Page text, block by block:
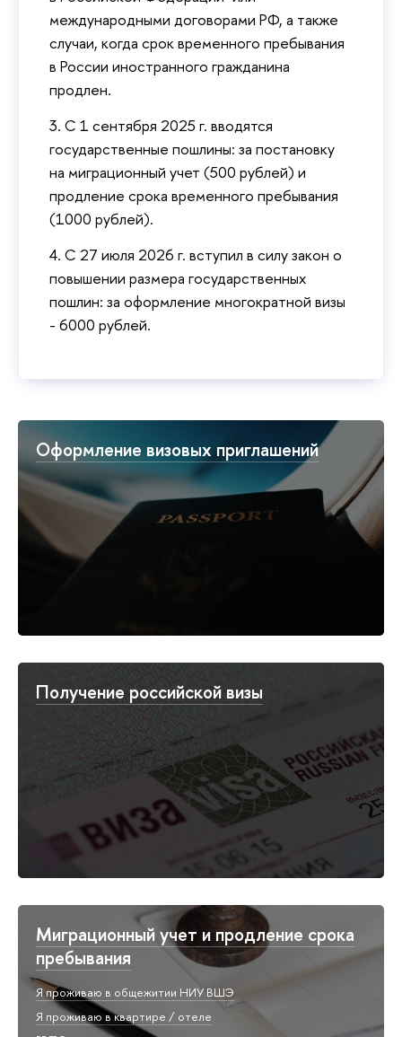
международными договорами РФ, а также
случаи, когда срок временного пребывания
в России иностранного гражданина
продлен.
3. С 1 сентября 2025 г. вводятся
государственные пошлины: за постановку
на миграционный учет (500 рублей) и
продление срока временного пребывания
(1000 рублей).
4. С 27 июля 2026 г. вступил в силу закон о
повышении размера государственных
пошлин: за оформление многократной визы
- 6000 рублей.
Оформление визовых приглашений
Получение российской визы
Миграционный учет и продление срока
пребывания
Я проживаю в общежитии НИУ ВШЭ
Я проживаю в квартире / отеле